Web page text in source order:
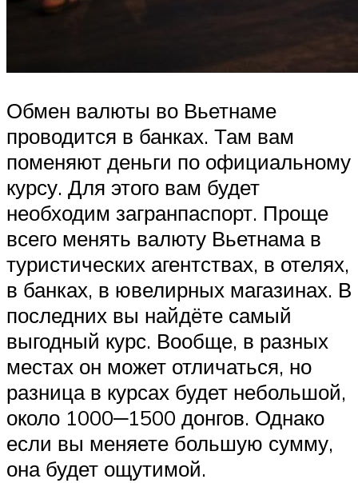
Обмен валюты во Вьетнаме
проводится в банках. Там вам
поменяют деньги по официальному
курсу. Для этого вам будет
необходим загранпаспорт. Проще
всего менять валюту Вьетнама в
туристических агентствах, в отелях,
в банках, в ювелирных магазинах. В
последних вы найдёте самый
выгодный курс. Вообще, в разных
местах он может отличаться, но
разница в курсах будет небольшой,
около 1000─1500 донгов. Однако
если вы меняете большую сумму,
она будет ощутимой.